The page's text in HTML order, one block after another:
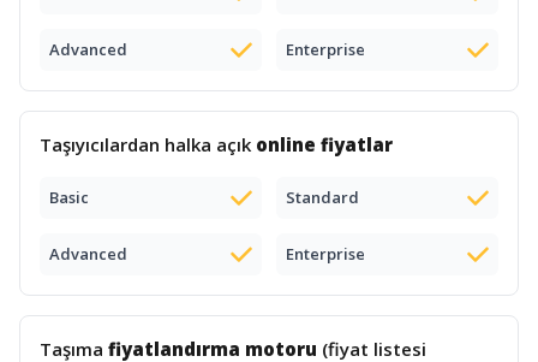
Advanced Enterprise
Taşıyıcılardan halka açık online fiyatlar
Basic Standard
Advanced Enterprise
Taşıma fiyatlandırma motoru (fiyat listesi